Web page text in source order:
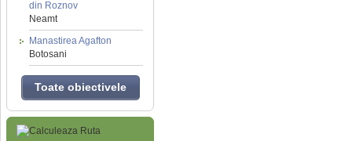
din Roznov
Neamt
Manastirea Agafton
Botosani
Toate obiectivele